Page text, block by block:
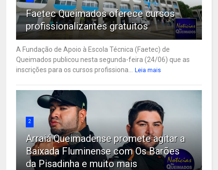
Faetec Queimados oferece cursos
profissionalizantes gratuitos
A Fundação de Apoio à Escola Técnica (Faetec) de
Queimados publicou nesta segunda-feira (24/06) que as
inscrições para os cursos profissiona...
Leia mais
2
Arraiá Queimadense promete agitar a
Baixada Fluminense com Os Barões
da Pisadinha e muito mais